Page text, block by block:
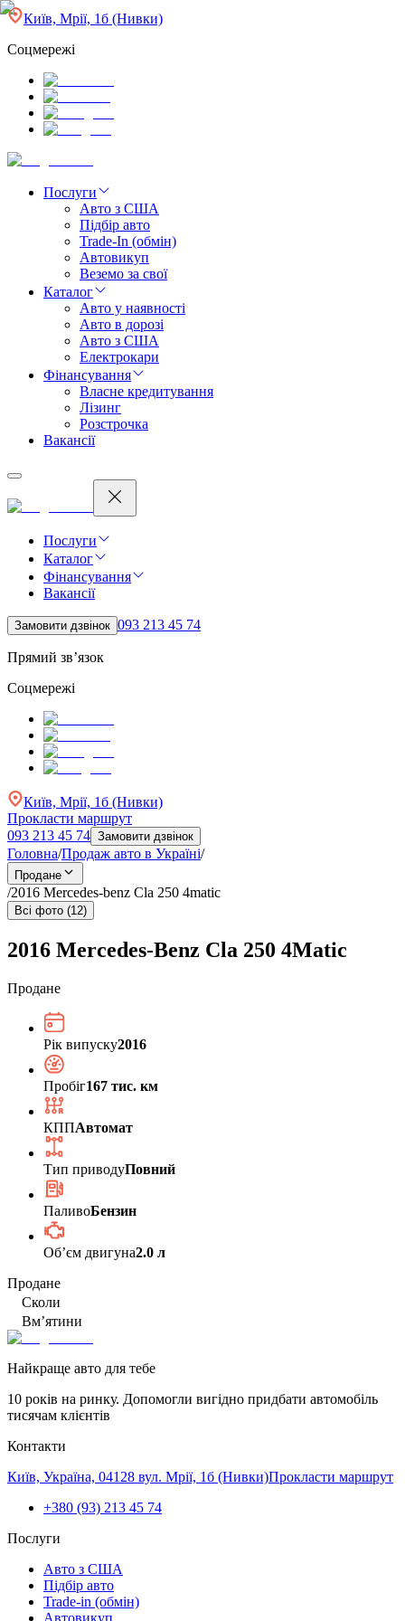
Київ, Мрії, 1б (Нивки)
Соцмережі
Послуги
Авто з США
Підбір авто
Trade-In (обмін)
Автовикуп
Веземо за свої
Каталог
Авто у наявності
Авто в дорозі
Авто з США
Електрокари
Фінансування
Власне кредитування
Лізинг
Розстрочка
Вакансії
Послуги
Каталог
Фінансування
Вакансії
Замовити дзвінок 093 213 45 74
Прямий зв’язок
Соцмережі
Київ, Мрії, 1б (Нивки)
Прокласти маршрут
093 213 45 74 Замовити дзвінок
Головна/Продаж авто в Україні/
Продане
/2016 Mercedes-benz Cla 250 4matic
Всі фото (12)
2016 Mercedes-Benz Cla 250 4Matic
Продане
Рік випуску2016
Пробіг167 тис. км
КППАвтомат
Тип приводуПовний
ПаливоБензин
Обʼєм двигуна2.0 л
Продане
Сколи
Вм’ятини
Найкраще авто для тебе
10 років на ринку. Допомогли вигідно придбати автомобіль
тисячам клієнтів
Контакти
Київ, Україна, 04128 вул. Мрії, 1б (Нивки)Прокласти маршрут
+380 (93) 213 45 74
Послуги
Авто з США
Підбір авто
Trade-in (обмін)
Автовикуп